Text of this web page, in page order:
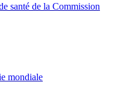
santé de la Commission
mondiale